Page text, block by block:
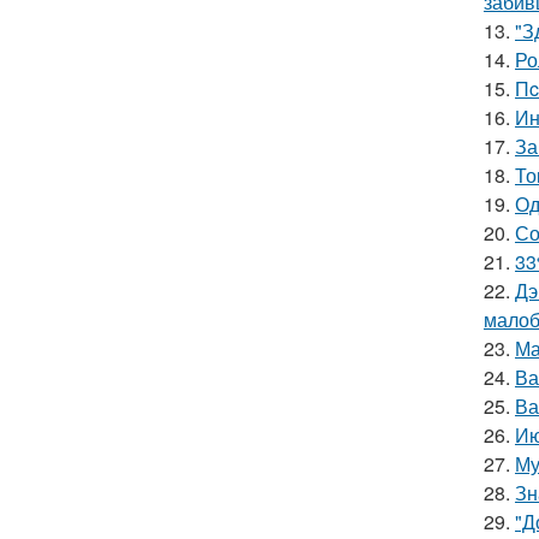
13.
14.
15.
16.
17.
18.
19.
20.
21.
22.
23.
24.
25.
26.
27.
28.
29.